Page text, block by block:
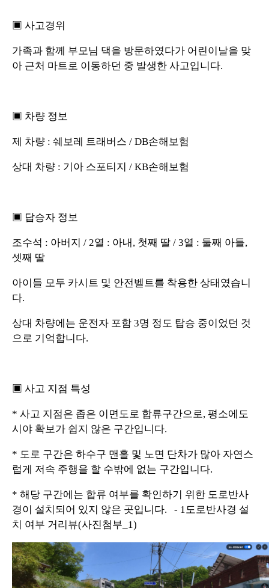
▣ 사고경위
가족과 함께 부모님 댁을 방문하였다가 어린이날을 맞
아 근처 마트로 이동하던 중 발생한 사고입니다.
▣ 차량 정보
제 차량 : 쉐보레 트래버스 / DB손해보험
상대 차량 : 기아 스포티지 / KB손해보험
▣ 답승자 정보
조수석 : 아버지 / 2열 : 아내, 첫째 딸 / 3열 : 둘째 아들,
셋째 딸
아이들 모두 카시트 및 안전벨트를 착용한 상태였습니
다.
상대 차량에는 운전자 포함 3명 정도 탑승 중이었던 것
으로 기억합니다.
▣ 사고 지점 특성
* 사고 지점은 좁은 이면도로 합류구간으로, 평소에도
시야 확보가 쉽지 않은 구간입니다.
* 도로 구간은 하수구 맨홀 및 노면 단차가 많아 자연스
럽게 저속 주행을 할 수밖에 없는 구간입니다.
* 해당 구간에는 합류 여부를 확인하기 위한 도로반사
경이 설치되어 있지 않은 곳입니다. - 1도로반사경 설
치 여부 거리뷰(사진첨부_1)